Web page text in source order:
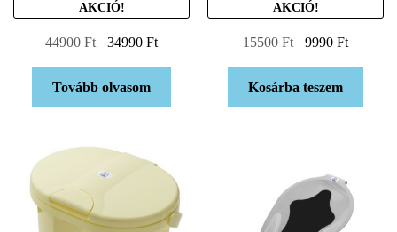
AKCIÓ!
44900Ft 34990Ft
Tovább olvasom
AKCIÓ!
15500Ft 9990Ft
Kosárba teszem